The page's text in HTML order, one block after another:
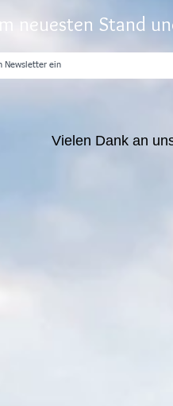
neuesten Stand
Vielen Dank an